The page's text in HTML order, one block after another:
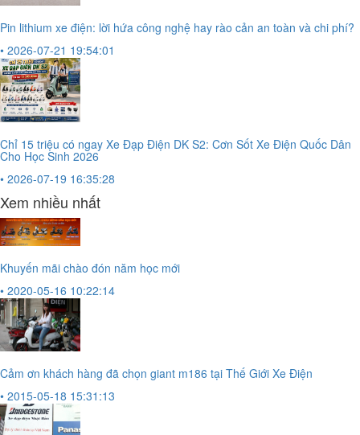
Pin lithium xe điện: lời hứa công nghệ hay rào cản an toàn và chi phí?
• 2026-07-21 19:54:01
Chỉ 15 triệu có ngay Xe Đạp Điện DK S2: Cơn Sốt Xe Điện Quốc Dân
Cho Học Sinh 2026
• 2026-07-19 16:35:28
Xem nhiều nhất
Khuyến mãi chào đón năm học mới
• 2020-05-16 10:22:14
Cảm ơn khách hàng đã chọn giant m186 tại Thế Giới Xe Điện
• 2015-05-18 15:31:13